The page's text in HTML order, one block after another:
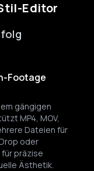
Editor
Footage
gängigen
MP4, MOV,
Dateien für
oder
für präzise
Ästhetik.